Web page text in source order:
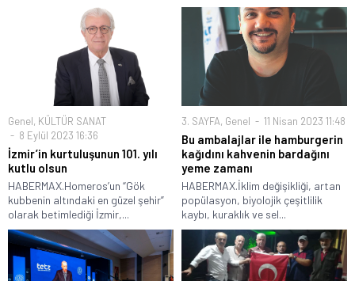
Genel, KÜLTÜR SANAT
8 Eylül 2023 16:36
İzmir’in kurtuluşunun 101. yılı
kutlu olsun
HABERMAX.Homeros’un “Gök
kubbenin altındaki en güzel şehir”
olarak betimlediği İzmir,...
3. SAYFA, Genel 11 Nisan 2023 11:48
Bu ambalajlar ile hamburgerin
kağıdını kahvenin bardağını
yeme zamanı
HABERMAX.İklim değişikliği, artan
popülasyon, biyolojik çeşitlilik
kaybı, kuraklık ve sel...